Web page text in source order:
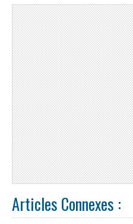
Articles Connexes :